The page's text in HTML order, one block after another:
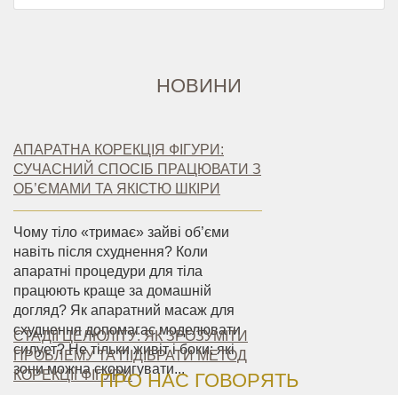
НОВИНИ
АПАРАТНА КОРЕКЦІЯ ФІГУРИ:
СУЧАСНИЙ СПОСІБ ПРАЦЮВАТИ З
ОБ’ЄМАМИ ТА ЯКІСТЮ ШКІРИ
Чому тіло «тримає» зайві об’єми
навіть після схуднення? Коли
апаратні процедури для тіла
працюють краще за домашній
догляд? Як апаратний масаж для
схуднення допомагає моделювати
силует? Не тільки живіт і боки: які
зони можна скоригувати...
СТАДІЇ ЦЕЛЮЛІТУ: ЯК ЗРОЗУМІТИ
ПРОБЛЕМУ ТА ПІДІБРАТИ МЕТОД
КОРЕКЦІЇ ФІГУРИПРО НАС ГОВОРЯТЬ